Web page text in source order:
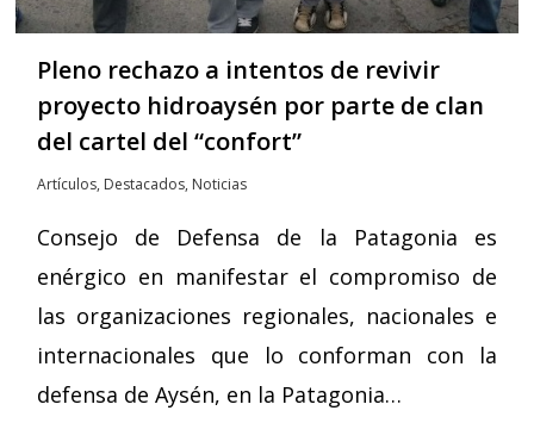
Pleno rechazo a intentos de revivir
proyecto hidroaysén por parte de clan
del cartel del “confort”
Artículos, Destacados, Noticias
Consejo de Defensa de la Patagonia es
enérgico en manifestar el compromiso de
las organizaciones regionales, nacionales e
internacionales que lo conforman con la
defensa de Aysén, en la Patagonia…